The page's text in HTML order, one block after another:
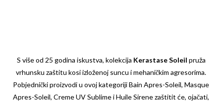
S više od 25 godina iskustva, kolekcija Kerastase Soleil pruža
vrhunsku zaštitu kosi izloženoj suncu i mehaničkim agresorima.
Pobjednički proizvodi u ovoj kategoriji Bain Apres-Soleil, Masque
Apres-Soleil, Creme UV Sublime i Huile Sirene zaštitit će, ojačati,